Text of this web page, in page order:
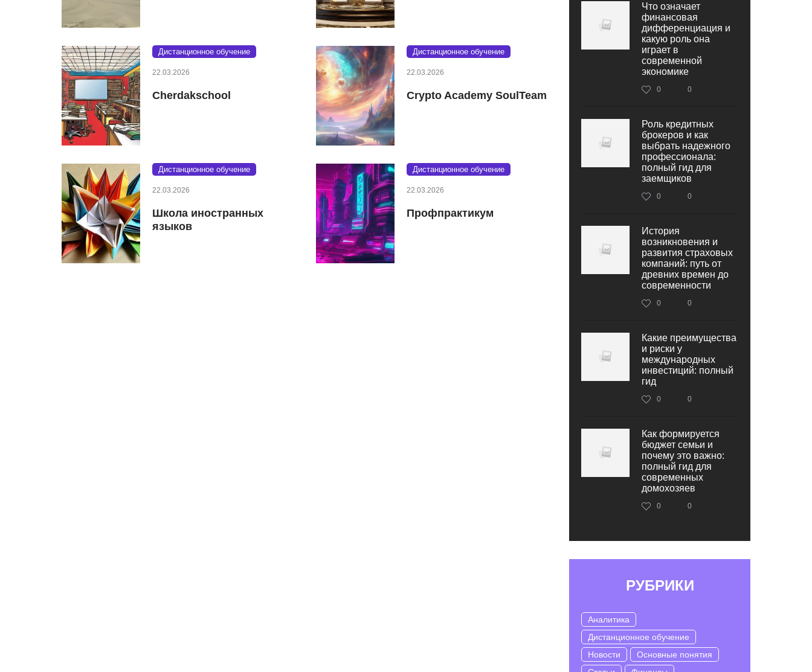
Дистанционное обучение
22.03.2026
Cherdakschool
Дистанционное обучение
22.03.2026
Crypto Academy SoulTeam
Дистанционное обучение
22.03.2026
Школа иностранных
языков
Дистанционное обучение
22.03.2026
Профпрактикум
Что означает
финансовая
дифференциация и
какую роль она
играет в
современной
экономике
0 0
Роль кредитных
брокеров и как
выбрать надежного
профессионала:
полный гид для
заемщиков
0 0
История
возникновения и
развития страховых
компаний: путь от
древних времен до
современности
0 0
Какие преимущества
и риски у
международных
инвестиций: полный
гид
0 0
Как формируется
бюджет семьи и
почему это важно:
полный гид для
современных
домохозяев
0 0
РУБРИКИ
Аналитика
Дистанционное обучение
Новости
Основные понятия